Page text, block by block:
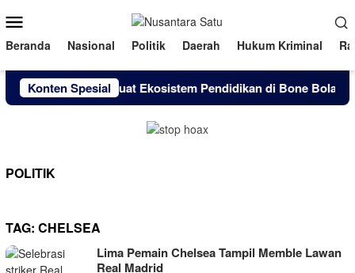
ke
kontenMobile
Beranda Nasional Politik Daerah Hukum Kriminal
Konten SpesialPerkuat Ekosistem Pendidikan di Bone
POLITIK
TAG: CHELSEA
Lima Pemain Chelsea Tampil Memble Lawan
Real Madrid